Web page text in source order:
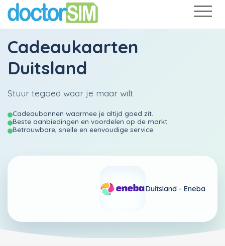
Cadeaukaarten
Duitsland
Stuur tegoed waar je maar wilt
Cadeaubonnen waarmee je altijd goed zit.
Beste aanbiedingen en voordelen op de markt
Betrouwbare, snelle en eenvoudige service
Duitsland - Eneba